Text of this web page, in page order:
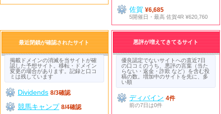
佐賀¥6,685
5開催日・最高 佐賀4R ¥620,760
悪評が増えてきてるサイト
優良認定でないサイトへの直近7日
の口コミのうち、悪評の言葉（当た
らない・返金・詐欺 など）を含む投
稿の数。増加中のサイトを先に、多
い順
ディバイン 4件
前の7日は0件
最近閉鎖が確認されたサイト
掲載ドメインの消滅を当サイトが確
認した予想サイト。移転・ドメイン
変更の場合があります。記録と口コ
ミは残しています
Dividends 8/3確認
競馬キャンプ 8/4確認